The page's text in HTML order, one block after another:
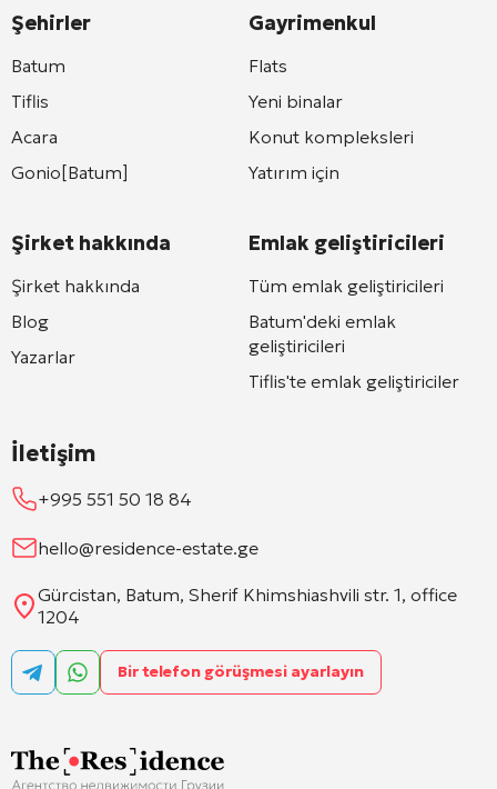
Şehirler
Batum
Tiflis
Acara
Gonio[Batum]
Şirket hakkında
Şirket hakkında
Blog
Yazarlar
Gayrimenkul
Flats
Yeni binalar
Konut kompleksleri
Yatırım için
Emlak geliştiricileri
Tüm emlak geliştiricileri
Batum'deki emlak
geliştiricileri
Tiflis'te emlak geliştiriciler
İletişim
+995 551 50 18 84
hello@residence-estate.ge
Gürcistan, Batum, Sherif Khimshiashvili str. 1, office
1204
Bir telefon görüşmesi ayarlayın